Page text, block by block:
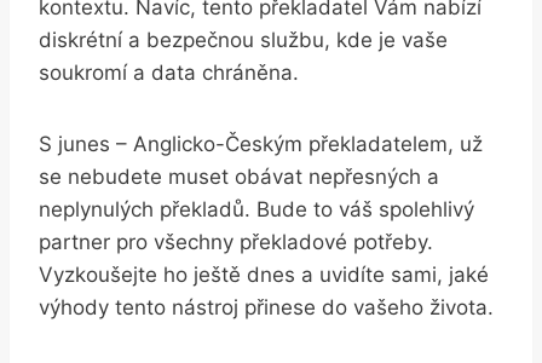
kontextu. Navíc, tento překladatel Vám⁤ nabízí
diskrétní ⁢a bezpečnou⁣ službu, kde ​je vaše
soukromí a data chráněna.
S⁣ junes – Anglicko-Českým překladatelem, už
‍se ⁢nebudete muset obávat nepřesných a
neplynulých překladů. Bude to váš⁢ spolehlivý​
partner‌ pro všechny překladové potřeby.
Vyzkoušejte ho ještě dnes a uvidíte sami, jaké
výhody⁣ tento nástroj přinese ​do ‌vašeho života.